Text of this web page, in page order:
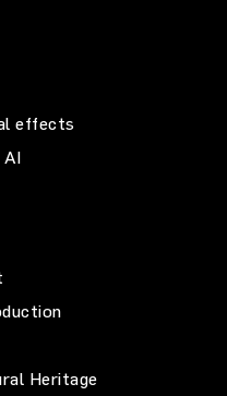
effects
AI
Heritage